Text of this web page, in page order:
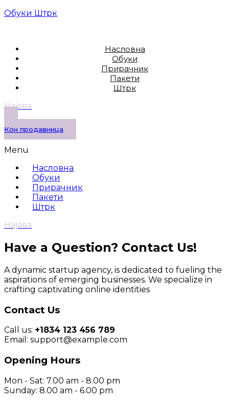
Обуки Штрк
Насловна
Обуки
Прирачник
Пакети
Штрк
Најава
Кон продавница
Menu
Насловна
Обуки
Прирачник
Пакети
Штрк
Најава
Have a Question? Contact Us!
A dynamic startup agency, is dedicated to fueling the
aspirations of emerging businesses. We specialize in
crafting captivating online identities
Contact Us
Call us: +1834 123 456 789
Email: support@example.com
Opening Hours
Mon - Sat: 7.00 am - 8.00 pm
Sunday: 8.00 am - 6.00 pm